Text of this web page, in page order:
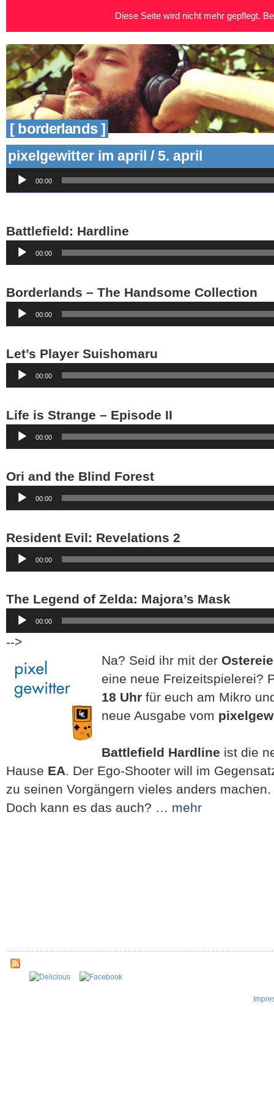
[ borderlands ]
pixelgewitter im april / 5. april
Player
00:00
Battlefield: Hardline
Player
00:00
Borderlands – The Handsome Collection
Player
00:00
Let’s Player Suishomaru
Player
00:00
Life is Strange – Episode II
Player
00:00
Ori and the Blind Forest
Player
00:00
Resident Evil: Revelations 2
Player
00:00
The Legend of Zelda: Majora’s Mask
Player
00:00
-->
Na? Seid ihr mit der
eine neue Freizeitspielerei?
18 Uhr für euch am Mikro
neue Ausgabe vom
Battlefield Hardline ist die
Hause EA. Der Ego-Shooter will im
zu seinen Vorgängern vieles anders machen.
Doch kann es das auch? … mehr
Diese Seite wird nicht mehr gepflegt.